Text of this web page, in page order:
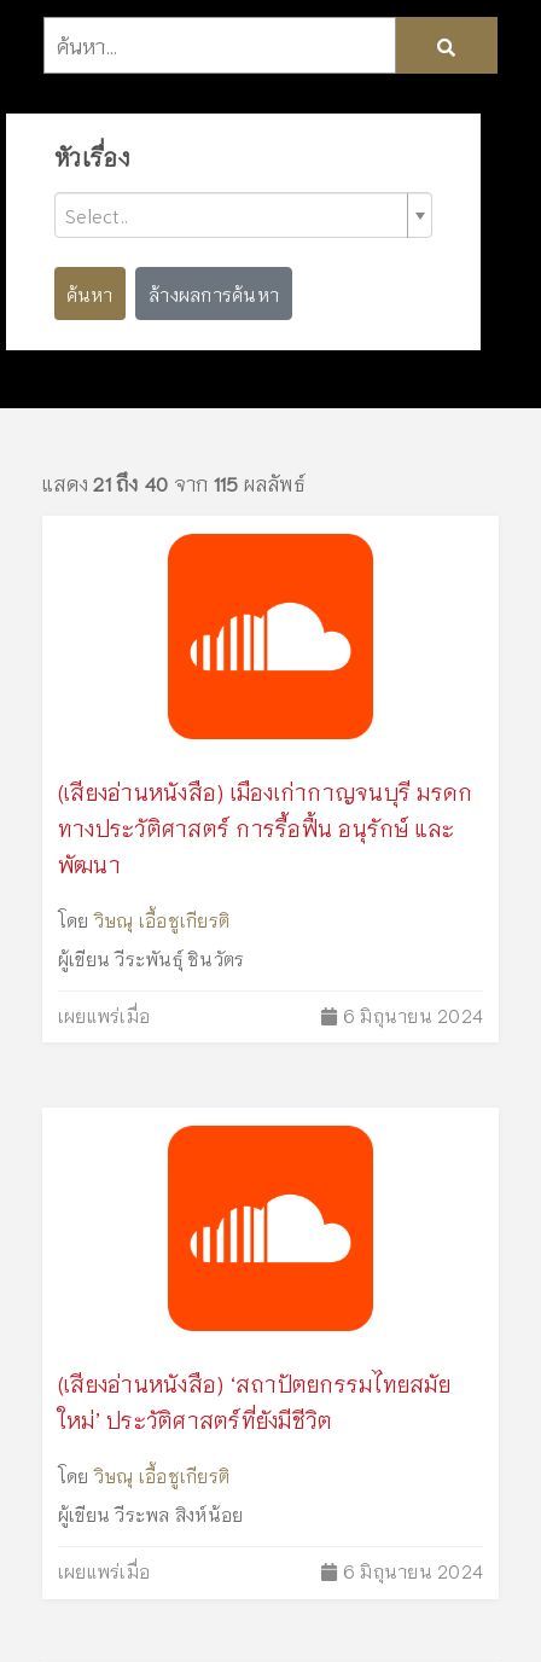
หัวเรื่อง
Select..
ค้นหา ล้างผลการค้นหา
แสดง21 ถึง 40 จาก 115 ผลลัพธ์
(เสียงอ่านหนังสือ) เมืองเก่ากาญจนบุรี มรดก
ทางประวัติศาสตร์ การรื้อฟื้น อนุรักษ์ และ
พัฒนา
โดย วิษณุ เอื้อชูเกียรติ
ผู้เขียน วีระพันธุ์ ชินวัตร
เผยแพร่เมื่อ 6 มิถุนายน 2024
(เสียงอ่านหนังสือ) ‘สถาปัตยกรรมไทยสมัย
ใหม่’ ประวัติศาสตร์ที่ยังมีชีวิต
โดย วิษณุ เอื้อชูเกียรติ
ผู้เขียน วีระพล สิงห์น้อย
เผยแพร่เมื่อ 6 มิถุนายน 2024